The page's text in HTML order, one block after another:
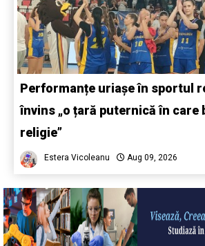
Performanțe uriașe în sportul
învins „o țară puternică în care
religie”
Estera Vicoleanu Aug 09, 2026